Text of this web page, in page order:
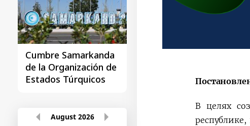
Cumbre Samarkanda
de la Organización de
Estados Túrquicos
August 2026
В целях